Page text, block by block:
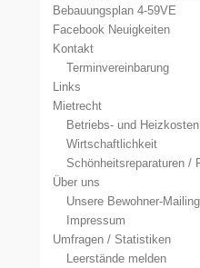
Bebauungsplan 4-59VE
Facebook Neuigkeiten
Kontakt
Terminvereinbarung
Links
Mietrecht
Betriebs- und
Wirtschaftlichkeit
Schönheitsreparaturen /
Über uns
Unsere Bewohner-
Impressum
Umfragen / Statistiken
Leerstände melden